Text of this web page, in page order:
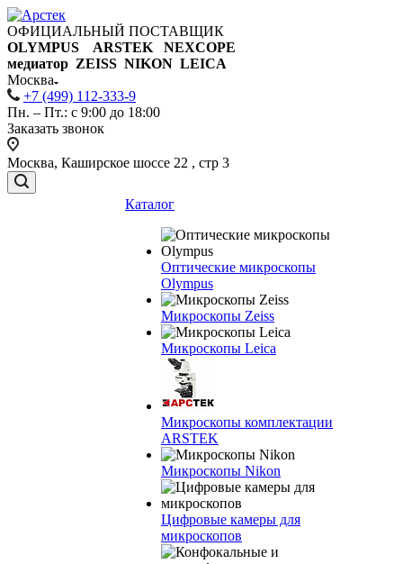
ОФИЦИАЛЬНЫЙ ПОСТАВЩИК
OLYMPUS ARSTEK NEXCOPE
медиатор ZEISS NIKON LEICA
Москва
+7 (499) 112-333-9
Пн. – Пт.: с 9:00 до 18:00
Заказать звонок
Москва, Каширское шоссе 22 , стр 3
Каталог
Оптические микроскопы
Olympus
Микроскопы Zeiss
Микроскопы Leica
Микроскопы комплектации
ARSTEK
Микроскопы Nikon
Цифровые камеры для
микроскопов